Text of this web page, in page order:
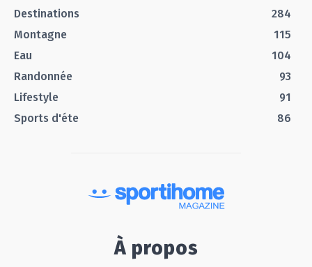
Destinations
284
Montagne
115
Eau
104
Randonnée
93
Lifestyle
91
Sports d'éte
86
À propos